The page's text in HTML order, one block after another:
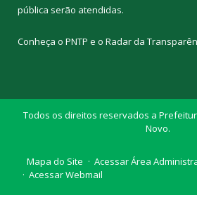
pública serão atendidas.
Conheça o PNTP e o Radar da
Todos os direitos reservados a
Novo.
Mapa do Site
Acessar Área
Acessar Webmail